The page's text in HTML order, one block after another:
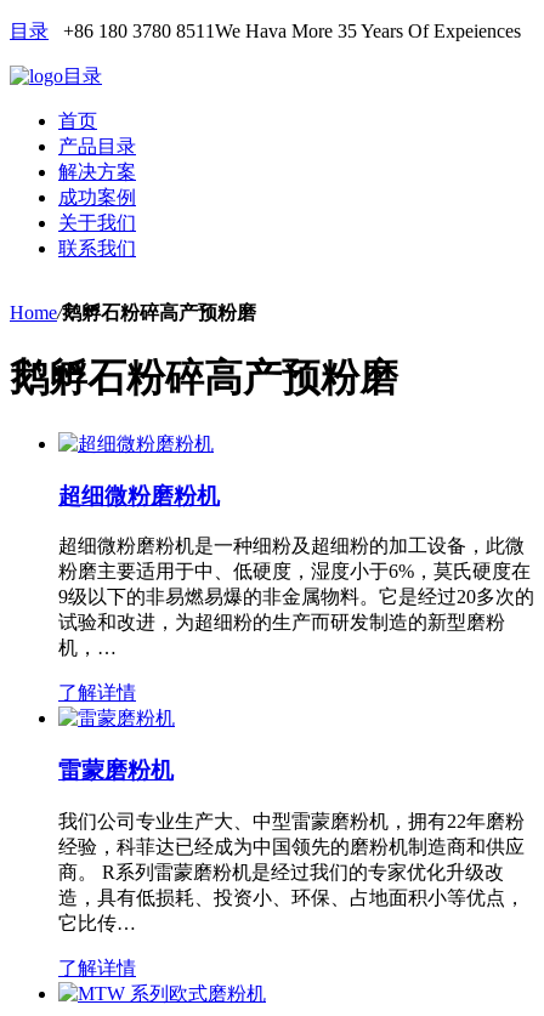
目录 +86 180 3780 8511We Hava More 35 Years Of Expeiences
目录
首页
产品目录
解决方案
成功案例
关于我们
联系我们
Home/鹅孵石粉碎高产预粉磨
鹅孵石粉碎高产预粉磨
超细微粉磨粉机
超细微粉磨粉机是一种细粉及超细粉的加工设备，此微
粉磨主要适用于中、低硬度，湿度小于6%，莫氏硬度在
9级以下的非易燃易爆的非金属物料。它是经过20多次的
试验和改进，为超细粉的生产而研发制造的新型磨粉
机，…
了解详情
雷蒙磨粉机
我们公司专业生产大、中型雷蒙磨粉机，拥有22年磨粉
经验，科菲达已经成为中国领先的磨粉机制造商和供应
商。 R系列雷蒙磨粉机是经过我们的专家优化升级改
造，具有低损耗、投资小、环保、占地面积小等优点，
它比传…
了解详情